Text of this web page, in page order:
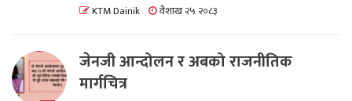
KTM Dainik वैशाख २५ २०८३
जेनजी आन्दोलन र अबको राजनीतिक
मार्गचित्र